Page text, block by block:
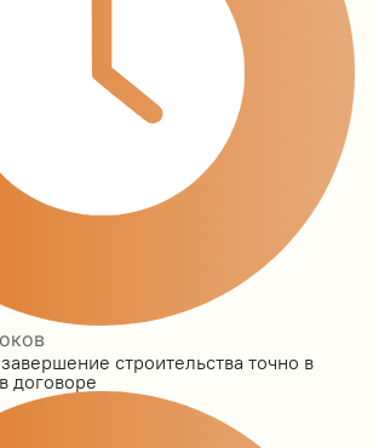
строительства точно в
договоре